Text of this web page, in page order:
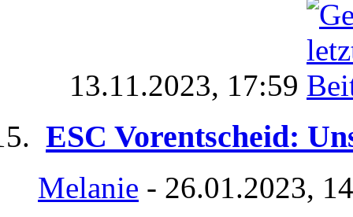
13.11.2023, 17:59
ESC Vorentscheid:
Melanie - 26.01.2023,